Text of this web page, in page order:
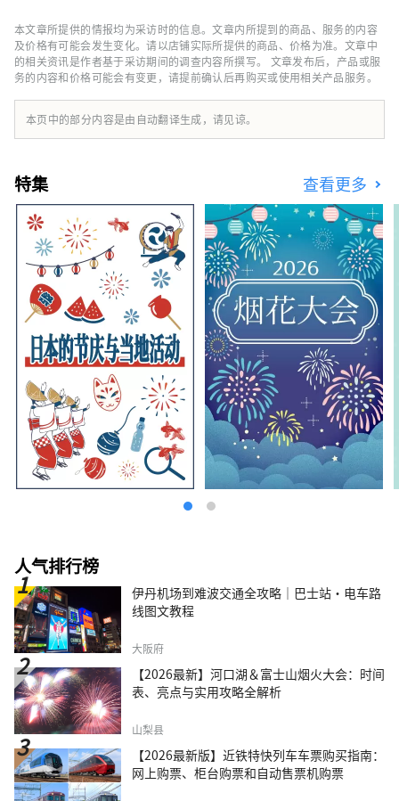
松阪带来了繁荣。
本文章所提供的情报均为采访时的信息。文章内所提到的商品、服务的内容
及价格有可能会发生变化。请以店铺实际所提供的商品、价格为准。文章中
的相关资讯是作者基于采访期间的调查内容所撰写。 文章发布后，产品或服
务的内容和价格可能会有变更，请提前确认后再购买或使用相关产品服务。
本页中的部分内容是由自动翻译生成，请见谅。
特集 查看更多
人气排行榜
伊丹机场到难波交通全攻略｜巴士站・电车路
线图文教程
大阪府
【2026最新】河口湖＆富士山烟火大会：时间
表、亮点与实用攻略全解析
山梨县
【2026最新版】近铁特快列车车票购买指南：
网上购票、柜台购票和自动售票机购票